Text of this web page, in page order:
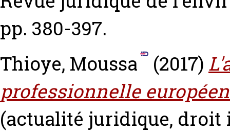
pp. 380-397.
Thioye, Moussa
(2017)
professionnelle
(actualité juridique, droit